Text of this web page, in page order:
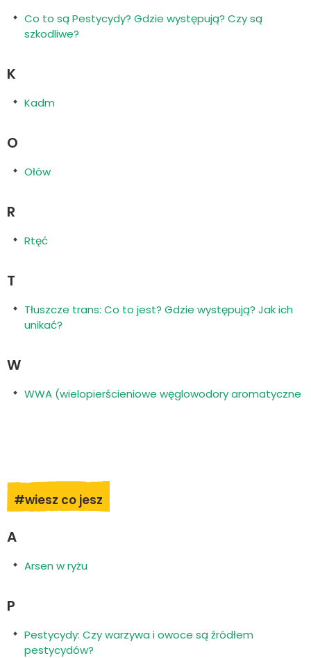
Co to są Pestycydy? Gdzie występują? Czy są
szkodliwe?
K
Kadm
O
Ołów
R
Rtęć
T
Tłuszcze trans: Co to jest? Gdzie występują? Jak ich
unikać?
W
WWA (wielopierścieniowe węglowodory aromatyczne
#wiesz co jesz
A
Arsen w ryżu
P
Pestycydy: Czy warzywa i owoce są źródłem
pestycydów?